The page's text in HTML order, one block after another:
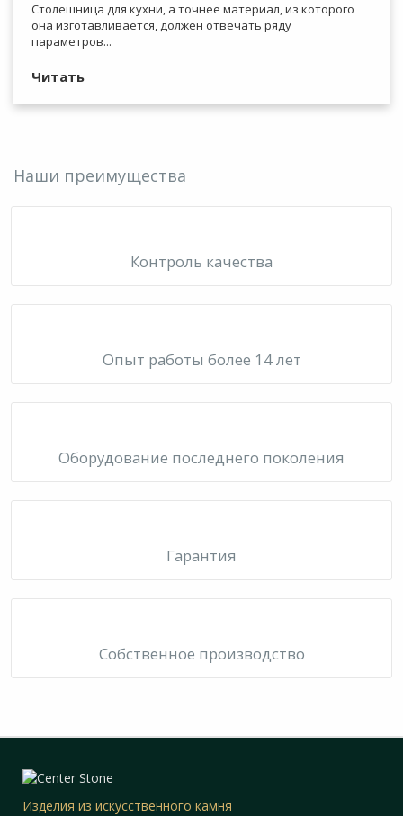
Столешница для кухни, а точнее материал, из которого
она изготавливается, должен отвечать ряду
параметров...
Читать
Наши преимущества
Контроль качества
Опыт работы более 14 лет
Оборудование последнего поколения
Гарантия
Собственное производство
Изделия из искусственного камня